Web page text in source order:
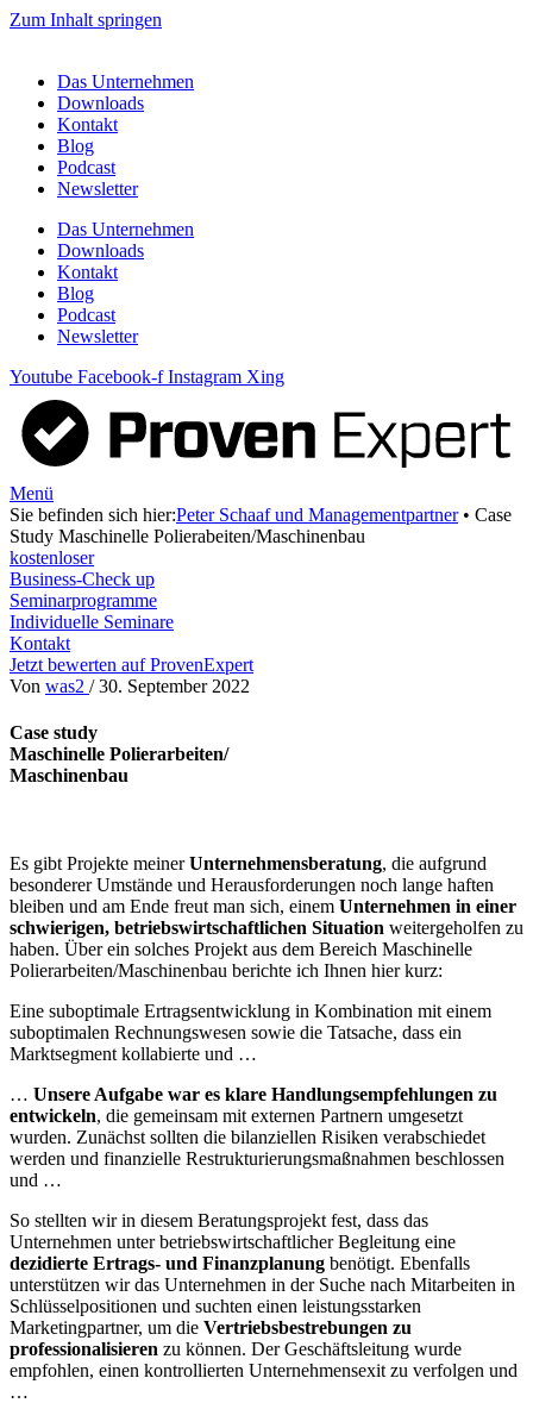
Zum Inhalt springen
Das Unternehmen
Downloads
Kontakt
Blog
Podcast
Newsletter
Das Unternehmen
Downloads
Kontakt
Blog
Podcast
Newsletter
Youtube Facebook-f Instagram Xing
Menü
Sie befinden sich hier:Peter Schaaf und Managementpartner• Case
Study Maschinelle Polierabeiten/Maschinenbau
kostenloser
Business-Check up
Seminarprogramme
Individuelle Seminare
Kontakt
Jetzt bewerten auf ProvenExpert
Von was2 /30. September 2022
Case study
Maschinelle Polierarbeiten/
Maschinenbau
Es gibt Projekte meinerUnternehmensberatung, die aufgrund
besonderer Umstände und Herausforderungen noch lange haften
bleiben und am Ende freut man sich, einem Unternehmen in einer
schwierigen, betriebswirtschaftlichen Situation weitergeholfen zu
haben. Über ein solches Projekt aus dem Bereich Maschinelle
Polierarbeiten/Maschinenbau berichte ich Ihnen hier kurz:
Eine suboptimale Ertragsentwicklung in Kombination mit einem
suboptimalen Rechnungswesen sowie die Tatsache, dass ein
Marktsegment kollabierte und …
… Unsere Aufgabe war es klare Handlungsempfehlungen zu
entwickeln, die gemeinsam mit externen Partnern umgesetzt
wurden. Zunächst sollten die bilanziellen Risiken verabschiedet
werden und finanzielle Restrukturierungsmaßnahmen beschlossen
und …
So stellten wir in diesem Beratungsprojekt fest, dass das
Unternehmen unter betriebswirtschaftlicher Begleitung eine
dezidierte Ertrags- und Finanzplanung benötigt. Ebenfalls
unterstützen wir das Unternehmen in der Suche nach Mitarbeiten in
Schlüsselpositionen und suchten einen leistungsstarken
Marketingpartner, um die Vertriebsbestrebungen zu
professionalisieren zu können. Der Geschäftsleitung wurde
empfohlen, einen kontrollierten Unternehmensexit zu verfolgen und
…